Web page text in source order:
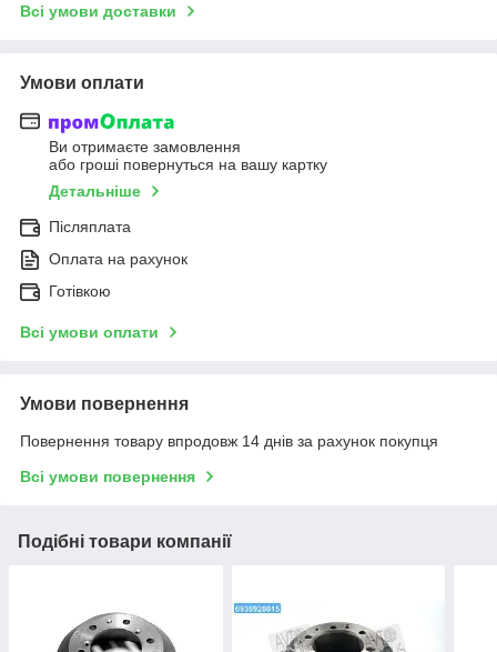
Всі умови доставки
Умови оплати
Ви отримаєте замовлення
або гроші повернуться на вашу картку
Детальніше
Післяплата
Оплата на рахунок
Готівкою
Всі умови оплати
Умови повернення
Повернення товару впродовж 14 днів за рахунок покупця
Всі умови повернення
Подібні товари компанії